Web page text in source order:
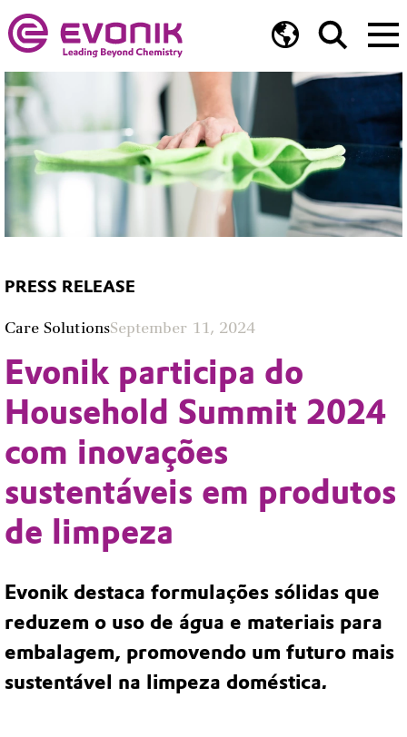
PRESS RELEASE
Care SolutionsSeptember 11, 2024
Evonik participa do
Household Summit 2024
com inovações
sustentáveis em produtos
de limpeza
Evonik destaca formulações sólidas que
reduzem o uso de água e materiais para
embalagem, promovendo um futuro mais
sustentável na limpeza doméstica.